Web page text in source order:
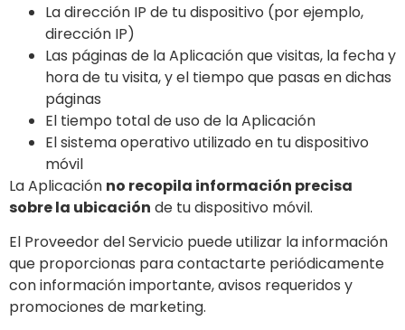
La dirección IP de tu dispositivo (por ejemplo,
dirección IP)
Las páginas de la Aplicación que visitas, la fecha y
hora de tu visita, y el tiempo que pasas en dichas
páginas
El tiempo total de uso de la Aplicación
El sistema operativo utilizado en tu dispositivo
móvil
La Aplicación no recopila información precisa
sobre la ubicación de tu dispositivo móvil.
El Proveedor del Servicio puede utilizar la información
que proporcionas para contactarte periódicamente
con información importante, avisos requeridos y
promociones de marketing.